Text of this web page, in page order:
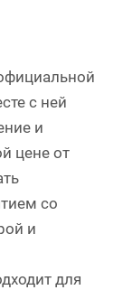
с ней
и
цене от
со
и
для